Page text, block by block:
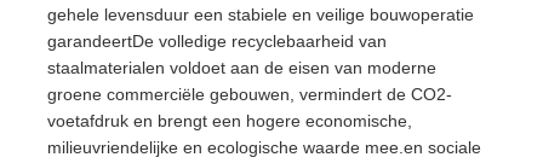
gehele levensduur een stabiele en veilige bouwoperatie
garandeertDe volledige recyclebaarheid van
staalmaterialen voldoet aan de eisen van moderne
groene commerciële gebouwen, vermindert de CO2-
voetafdruk en brengt een hogere economische,
milieuvriendelijke en ecologische waarde mee.en sociale